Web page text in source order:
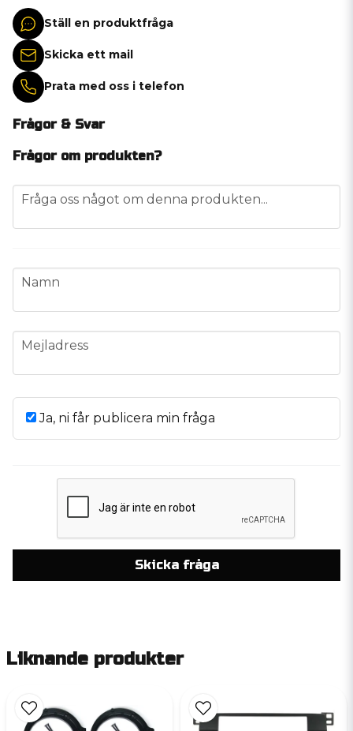
Ställ en produktfråga
Skicka ett mail
Prata med oss i telefon
Frågor & Svar
Frågor om produkten?
question
Fråga oss något om denna produkten...
name
Namn
email
Mejladress
Ja, ni får publicera min fråga
Skicka fråga
Liknande produkter